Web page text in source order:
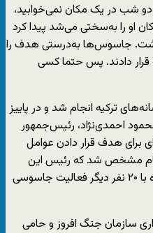
دو شب در یک مکان نمی‌خوابید،
او را به‌سختی می‌شد پیدا کرد
جاسوس‌ها به‌درستی هدف را
دادند. پس حتما کسی
که در سال ۲۰۲۰ در رسانه‌های ترکیه انجام شد و در پاییز
احمدی‌نژاد، رئیس‌جمهور
برای هدف قرار دادن عوامل
مشخص شد که رئیس این
واحد خود عامل موساد بوده و همراه با ۲۰ نفر دیگر فعالیت جاسوسی
سازمان جنگ افروز و حامی